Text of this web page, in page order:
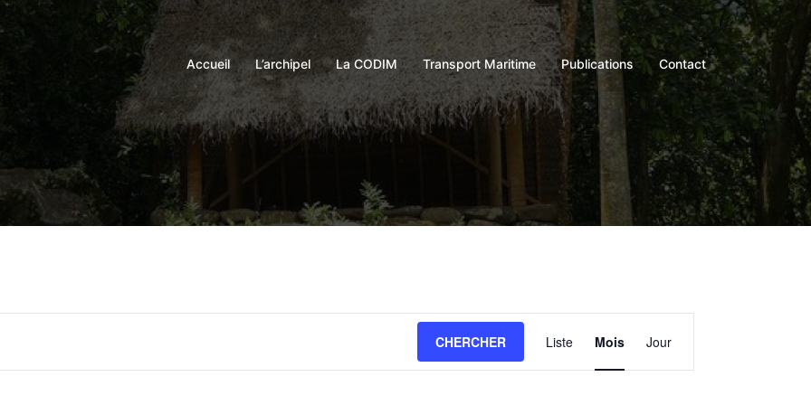
Accueil L’archipel La CODIM Transport Maritime Publications Contact
CHERCHER
Navigation
de
Liste Mois Jour